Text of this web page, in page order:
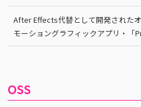
After Effects代替として開発された
モーショングラフィックアプリ・「
OSS